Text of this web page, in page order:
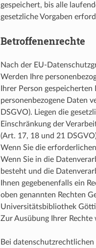
gespeichert, bis alle
gesetzliche Vorgaben
Betroffenenrechte
Nach der EU-
Werden Ihre
Ihrer Person
personenbezogene Daten
DSGVO). Liegen die
Einschränkung der
(Art. 17, 18 und 21
Wenn Sie die
Wenn Sie in die
besteht und die
Ihnen gegebenenfalls ein
oben genannten Rechten
Universitätsbibliothek
Zur Ausübung Ihrer
Bei